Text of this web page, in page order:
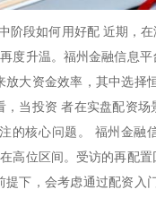
阶段如何用好配 近期，
度升温。福州金融信息
大资金效率，其中选择
当投资 者在实盘配资
的核心问题。 福州金融
高位区间。受访的再配
下，会考虑通过配资入